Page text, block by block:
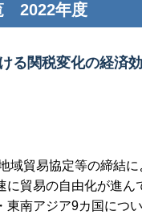
2022年度
る関税変化の経済
域貿易協定等の締結
に貿易の自由化が進ん
東南アジア9カ国につ